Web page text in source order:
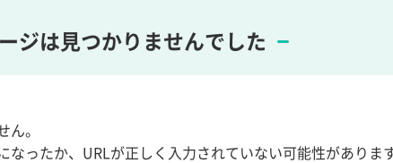
ジは見つかりませんでした
ん。
なったか、URLが正しく入力されていない可能性があります